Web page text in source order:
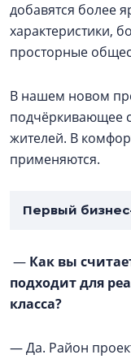
добавятся более
характеристики,
просторные
В нашем новом
подчёркивающее
жителей. В
применяются.
Первый
— Как вы
подходит для
класса?
— Да. Район